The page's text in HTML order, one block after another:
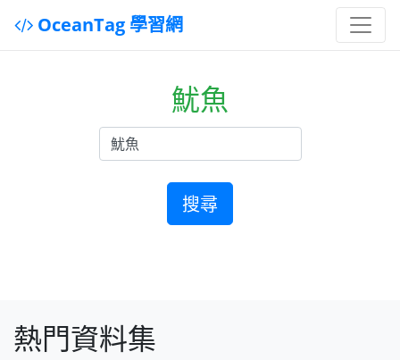
OceanTag 學習網
魷魚
搜尋
熱門資料集